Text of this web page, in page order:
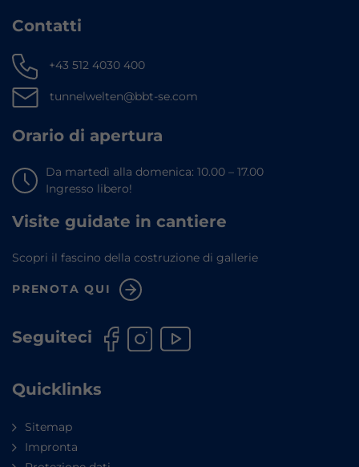
Contatti
+43 512 4030 400
tunnelwelten@bbt-se.com
Orario di apertura
Da martedì alla domenica: 10.00 – 17.00
Ingresso libero!
Visite guidate in cantiere
Scopri il fascino della costruzione di gallerie
PRENOTA QUI
Seguiteci
Quicklinks
Sitemap
Impronta